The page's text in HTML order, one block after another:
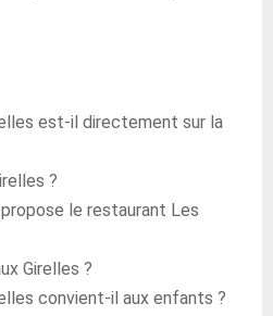
est-il directement sur la
?
le restaurant Les
Girelles ?
convient-il aux enfants ?